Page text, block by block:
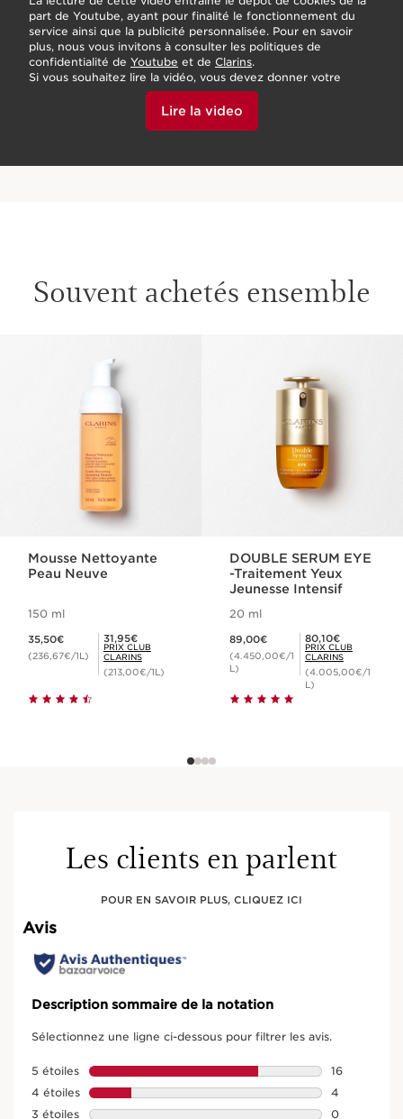
part de Youtube, ayant pour finalité le fonctionnement du
service ainsi que la publicité personnalisée. Pour en savoir
plus, nous vous invitons à consulter les politiques de
confidentialité de Youtube et de Clarins.
Si vous souhaitez lire la vidéo, vous devez donner votre
accord en cliquant ci-dessous.
Lire la video
Souvent achetés ensemble
ALLER AU CONTENU
Mousse Nettoyante
Peau Neuve
150 ml
35,50€
(236,67€/1L)
Prix Club Clarins 31,95€
31,95€
PRIX CLUB
CLARINS
(213,00€/1L)
DOUBLE SERUM EYE
-Traitement Yeux
Jeunesse Intensif
20 ml
89,00€
(4.450,00€/1
L)
Prix Club Clarins 80,10€
80,10€
PRIX CLUB
CLARINS
(4.005,00€/1
L)
Les clients en parlent
POUR EN SAVOIR PLUS, CLIQUEZ ICI